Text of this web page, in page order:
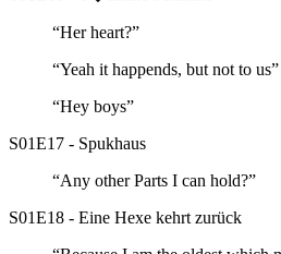
“Her heart?”
“Yeah it happends, but not to us”
“Hey boys”
S01E17 - Spukhaus
“Any other Parts I can hold?”
S01E18 - Eine Hexe kehrt zurück